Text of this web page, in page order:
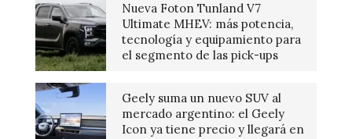
Nueva Foton Tunland V7
Ultimate MHEV: más potencia,
tecnología y equipamiento para
el segmento de las pick-ups
Geely suma un nuevo SUV al
mercado argentino: el Geely
Icon ya tiene precio y llegará en